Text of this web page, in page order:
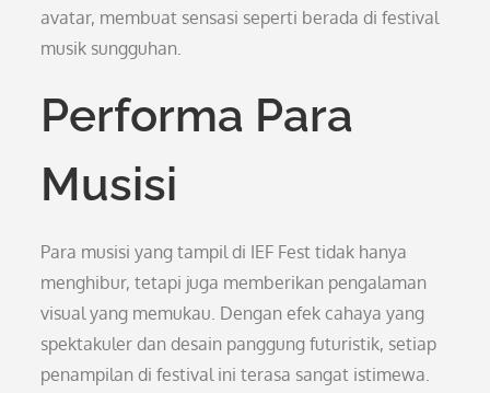
avatar, membuat sensasi seperti berada di festival
musik sungguhan.
Performa Para
Musisi
Para musisi yang tampil di IEF Fest tidak hanya
menghibur, tetapi juga memberikan pengalaman
visual yang memukau. Dengan efek cahaya yang
spektakuler dan desain panggung futuristik, setiap
penampilan di festival ini terasa sangat istimewa.